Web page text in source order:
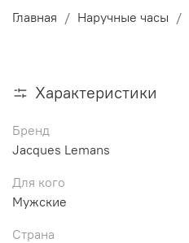
Главная Наручные часы
Характеристики
Бренд
Jacques Lemans
Для кого
Мужские
Страна